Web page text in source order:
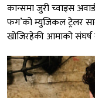
कान्समा जुरी च्वाइस
फग’को म्युजिकल ट्रेलर
खोजिरहेकी आमाको संघर्ष